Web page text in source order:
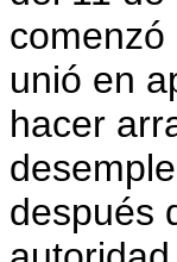
unió en
hacer
después